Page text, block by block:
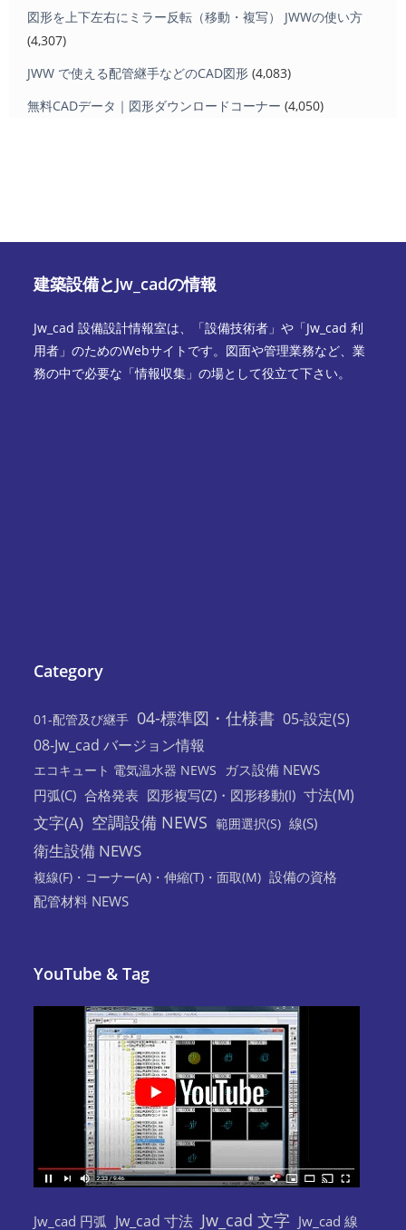
図形を上下左右にミラー反転（移動・複写） JWWの使い方
(4,307)
JWW で使える配管継手などのCAD図形 (4,083)
無料CADデータ｜図形ダウンロードコーナー (4,050)
建築設備とJw_cadの情報
Jw_cad 設備設計情報室は、「設備技術者」や「Jw_cad 利
用者」のためのWebサイトです。図面や管理業務など、業
務の中で必要な「情報収集」の場として役立て下さい。
Category
01-配管及び継手 04-標準図・仕様書 05-設定(S)
08-Jw_cad バージョン情報
エコキュート 電気温水器 NEWS
ガス設備 NEWS
円弧(C) 合格発表 図形複写(Z)・図形移動(I) 寸法(M)
文字(A) 空調設備 NEWS 範囲選択(S) 線(S)
衛生設備 NEWS
複線(F)・コーナー(A)・伸縮(T)・面取(M) 設備の資格
配管材料 NEWS
YouTube & Tag
Jw_cad 円弧 Jw_cad 寸法 Jw_cad 文字 Jw_cad 線